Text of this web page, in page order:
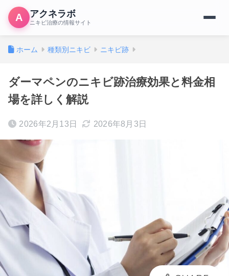
A アクネラボ
ニキビ治療の情報サイト
ホーム 種類別ニキビ ニキビ跡
ダーマペンのニキビ跡治療効果と料金相
場を詳しく解説
2026年2月13日 2026年8月3日